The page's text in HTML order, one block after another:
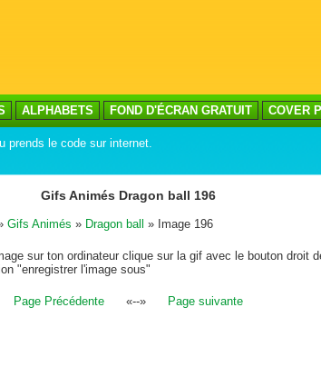
ALPHABETS FOND D'ÉCRAN GRATUIT COVER
prends le code sur internet.
Gifs Animés Dragon ball 196
Gifs Animés » Dragon ball » Image 196
sur ton ordinateur clique sur la gif avec le bouton droit
"enregistrer l'image sous"
Page Précédente«--» Page suivante